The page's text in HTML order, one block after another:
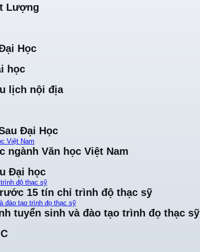
Lượng
Học
học
lịch nội địa
Đại Học
Việt Nam
Văn học Việt Nam
Đại học
độ thạc sỹ
15 tín chỉ trình độ thạc sỹ
đào tạo trình đọ thạc sỹ
tuyển sinh và đào tạo trình đọ thạc sỹ